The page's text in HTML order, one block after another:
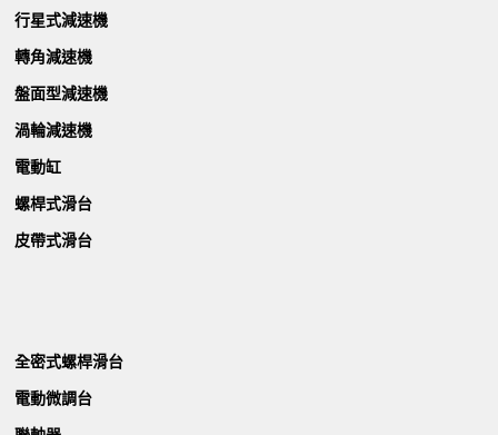
行星式減速機
轉角減速機
盤面型減速機
渦輪減速機
電動缸
螺桿式滑台
皮帶式滑台
全密式螺桿滑台
電動微調台